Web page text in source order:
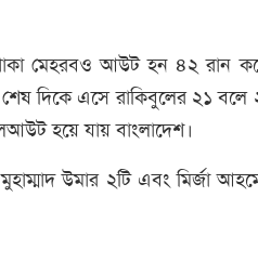
মেহরবও আউট হন ৪২ রান
দিকে এসে রাকিবুলের ২১
হয়ে যায় বাংলাদেশ।
উমার ২টি এবং মির্জা